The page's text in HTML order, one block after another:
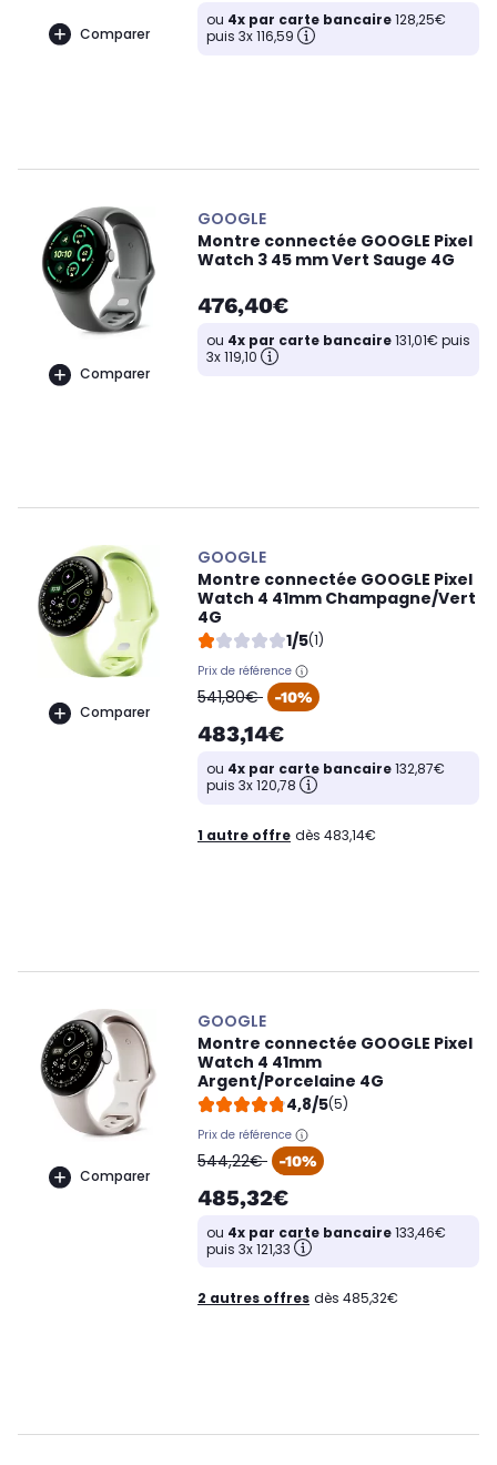
Comparer
ou 4x par carte bancaire128,25€
puis 3x 116,59
Comparer
GOOGLE
Montre connectée GOOGLE Pixel
Watch 3 45 mm Vert Sauge 4G
476,40€
ou 4x par carte bancaire131,01€ puis
3x 119,10
Comparer
GOOGLE
Montre connectée GOOGLE Pixel
Watch 4 41mm Champagne/Vert
4G
1/5(1)
Prix de référence
oldPrice
541,80€ -10%
483,14€
ou 4x par carte bancaire132,87€
puis 3x 120,78
1 autre offre dès 483,14€
Comparer
GOOGLE
Montre connectée GOOGLE Pixel
Watch 4 41mm
Argent/Porcelaine 4G
4,8/5(5)
Prix de référence
oldPrice
544,22€ -10%
485,32€
ou 4x par carte bancaire133,46€
puis 3x 121,33
2 autres offres dès 485,32€